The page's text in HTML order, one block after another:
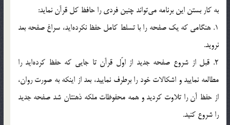
به كار بستن اين برنامه مي‌تواند چنين فردي را حافظ كل قرآن نمايد:
1. هنگامي كه يك صفحه را با تسلط كامل حفظ نكرده‌ايد، سراغ صفحه بعد
نرويد.
2. قبل از شروع صفحه جديد از اوّل قرآن تا جايي كه حفظ كرده‌ايد را
مطالعه نماييد و اشكالات خود را برطرف نماييد، بعد از اينكه به صورت روان،
از حفظ آن را تلاوت كرديد و همه محفوظات ملكه ذهنتان شد صفحه جديد
را شروع كنيد.